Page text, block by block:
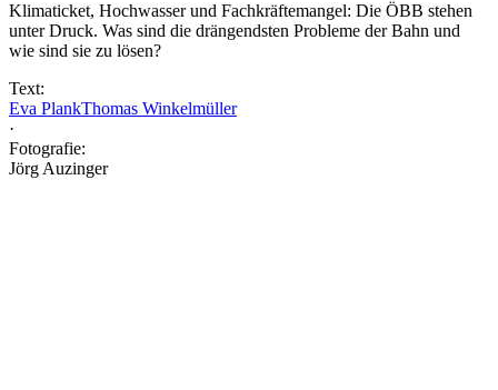
Klimaticket, Hochwasser und Fachkräftemangel: Die ÖBB stehen
unter Druck. Was sind die drängendsten Probleme der Bahn und
wie sind sie zu lösen?
Text:
Eva PlankThomas Winkelmüller
·
Fotografie:
Jörg Auzinger